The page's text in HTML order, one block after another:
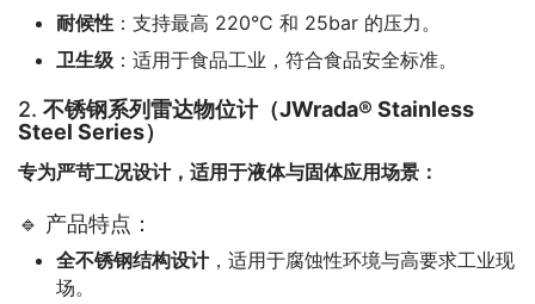
耐候性 ：支持最高 220°C 和 25bar 的压力。
卫生级 ：适用于食品工业，符合食品安全标准。
2. 不锈钢系列雷达物位计（JWrada® Stainless
Steel Series）
专为严苛工况设计，适用于液体与固体应用场景：
🔹 产品特点：
全不锈钢结构设计，适用于腐蚀性环境与高要求工业现
场。